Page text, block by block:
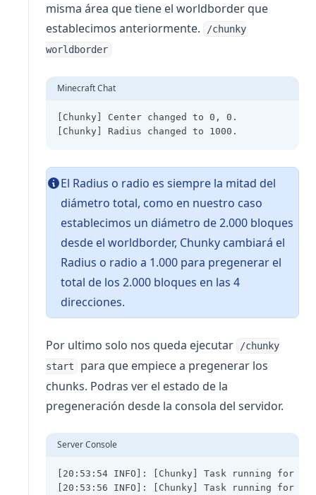
misma área que tiene el worldborder que
establecimos anteriormente.
/chunky
worldborder
Minecraft Chat
[Chunky] Center changed to 0, 0.
[Chunky] Radius changed to 1000.
El Radius o radio es siempre la mitad del
diámetro total, como en nuestro caso
establecimos un diámetro de 2.000 bloques
desde el worldborder, Chunky cambiará el
Radius o radio a 1.000 para pregenerar el
total de los 2.000 bloques en las 4
direcciones.
Por ultimo solo nos queda ejecutar
/chunky
start
para que empiece a pregenerar los
chunks. Podras ver el estado de la
pregeneración desde la consola del servidor.
Server Console
[20:53:54 INFO]: [Chunky] Task running for
[20:53:56 INFO]: [Chunky] Task running for